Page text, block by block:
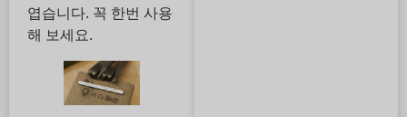
엽습니다. 꼭 한번 사용
해 보세요.